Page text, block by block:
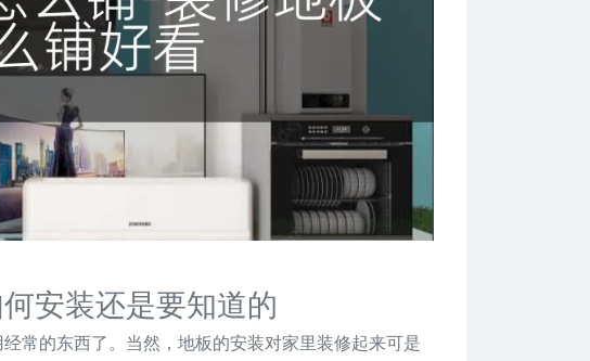
安装还是要知道的
常的东西了。当然，地板的安装对家里装修起来可是